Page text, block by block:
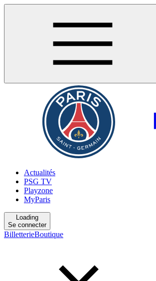
Actualités
PSG TV
Playzone
MyParis
Loading
Se connecter
BilletterieBoutique